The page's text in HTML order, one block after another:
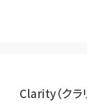
Clarity（クラ